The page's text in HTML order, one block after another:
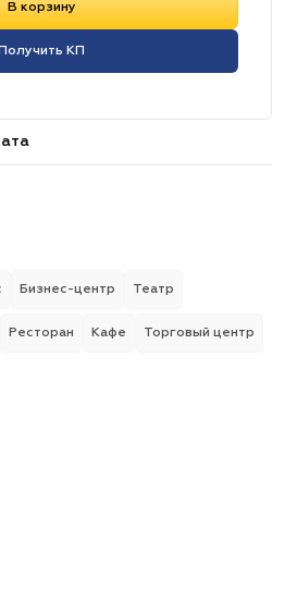
В корзину
Получить КП
Бизнес-центр Театр
Ресторан Кафе Торговый центр